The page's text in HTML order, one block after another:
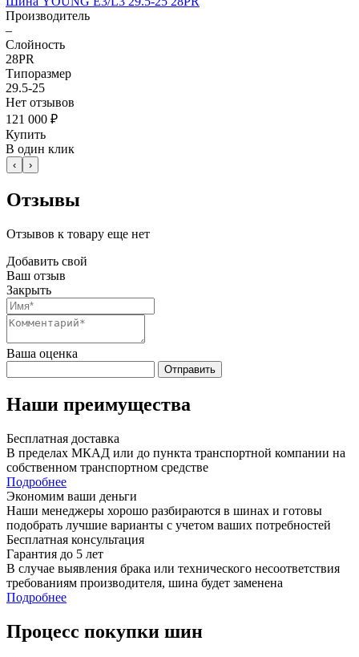
Производитель
–
Слойность
28PR
Типоразмер
29.5-25
Нет отзывов
121 000 ₽
Купить
В один клик
‹ ›
Отзывы
Отзывов к товару еще нет
Добавить свой
Ваш отзыв
Закрыть
Ваша оценка
Отправить
Наши преимущества
Бесплатная доставка
В пределах МКАД или до пункта транспортной компании на
собственном транспортном средстве
Подробнее
Экономим ваши деньги
Наши менеджеры хорошо разбираются в шинах и готовы
подобрать лучшие варианты с учетом ваших потребностей
Бесплатная консультация
Гарантия до 5 лет
В случае выявления брака или технического несоответствия
требованиям производителя, шина будет заменена
Подробнее
Процесс покупки шин